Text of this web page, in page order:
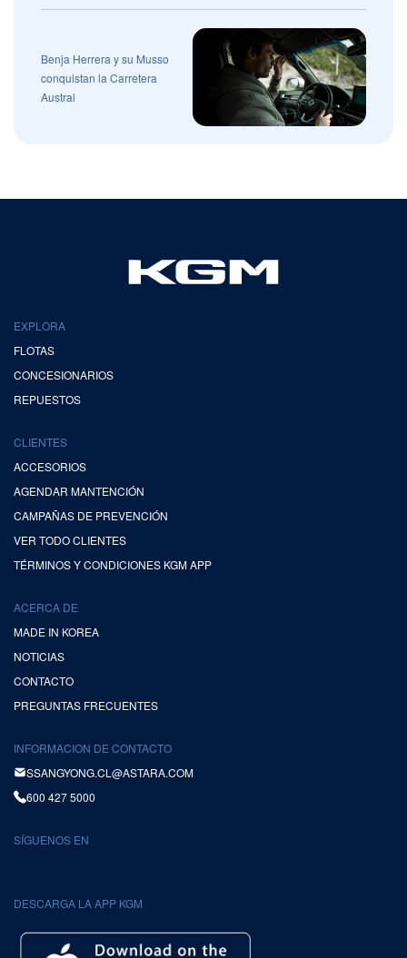
Benja Herrera y su Musso
conquistan la Carretera
Austral
EXPLORA
FLOTAS
CONCESIONARIOS
REPUESTOS
CLIENTES
ACCESORIOS
AGENDAR MANTENCIÓN
CAMPAÑAS DE PREVENCIÓN
VER TODO CLIENTES
TÉRMINOS Y CONDICIONES KGM APP
ACERCA DE
MADE IN KOREA
NOTICIAS
CONTACTO
PREGUNTAS FRECUENTES
INFORMACION DE CONTACTO
SSANGYONG.CL@ASTARA.COM
600 427 5000
SÍGUENOS EN
DESCARGA LA APP KGM